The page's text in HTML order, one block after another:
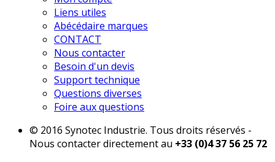
Liens utiles
Abécédaire marques
CONTACT
Nous contacter
Besoin d'un devis
Support technique
Questions diverses
Foire aux questions
© 2016 Synotec Industrie. Tous droits réservés -
Nous contacter directement au +33 (0)4 37 56 25 72